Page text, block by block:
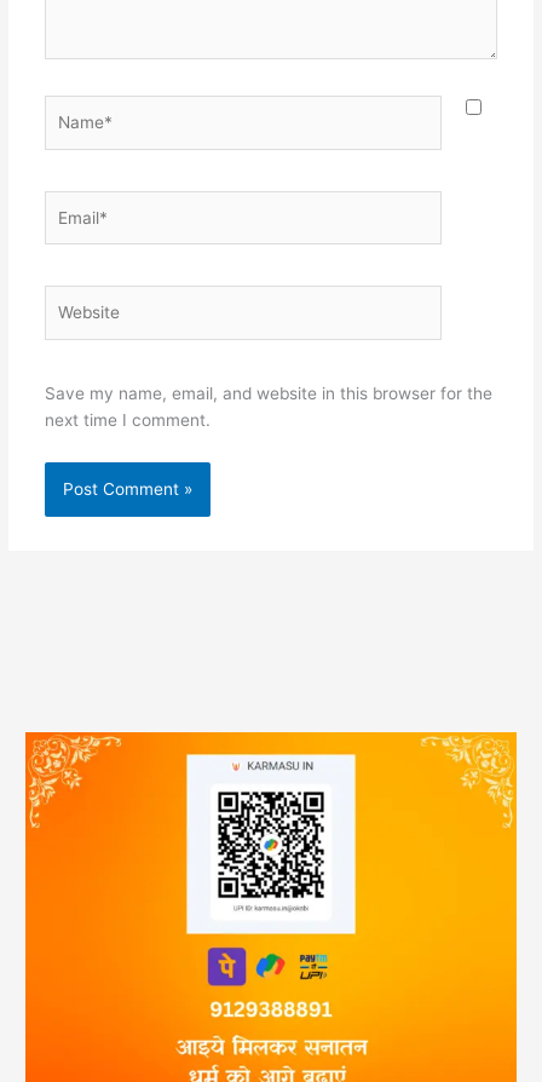
Save my name, email, and website in this browser for the
next time I comment.